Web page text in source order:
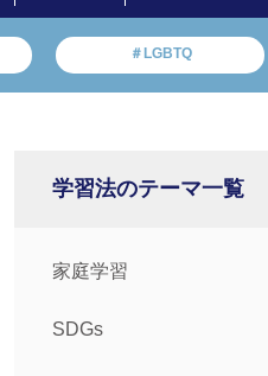
＃LGBTQ
学習法のテーマ一覧
家庭学習
SDGs